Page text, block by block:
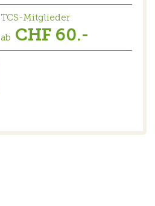
TCS-Mitglieder
ab CHF 60.-